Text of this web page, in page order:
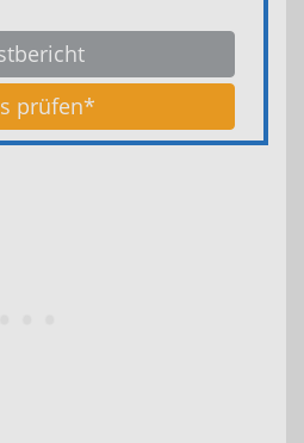
prüfen*